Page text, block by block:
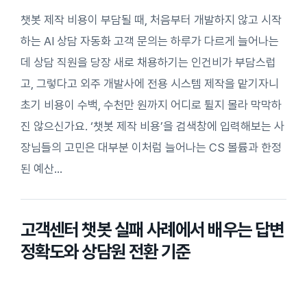
챗봇 제작 비용이 부담될 때, 처음부터 개발하지 않고 시작
하는 AI 상담 자동화 고객 문의는 하루가 다르게 늘어나는
데 상담 직원을 당장 새로 채용하기는 인건비가 부담스럽
고, 그렇다고 외주 개발사에 전용 시스템 제작을 맡기자니
초기 비용이 수백, 수천만 원까지 어디로 튈지 몰라 막막하
진 않으신가요. ‘챗봇 제작 비용’을 검색창에 입력해보는 사
장님들의 고민은 대부분 이처럼 늘어나는 CS 볼륨과 한정
된 예산…
고객센터 챗봇 실패 사례에서 배우는 답변
정확도와 상담원 전환 기준